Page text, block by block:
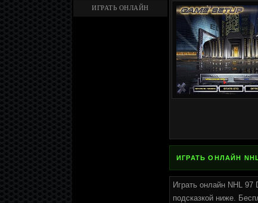
ИГРАТЬ ОНЛАЙН
ИГРАТЬ ОНЛАЙН
Играть онлайн NHL 97
подсказкой ниже.